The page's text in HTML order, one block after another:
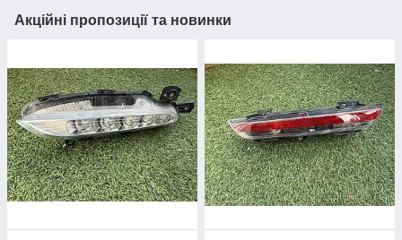
Акційні пропозиції та новинки